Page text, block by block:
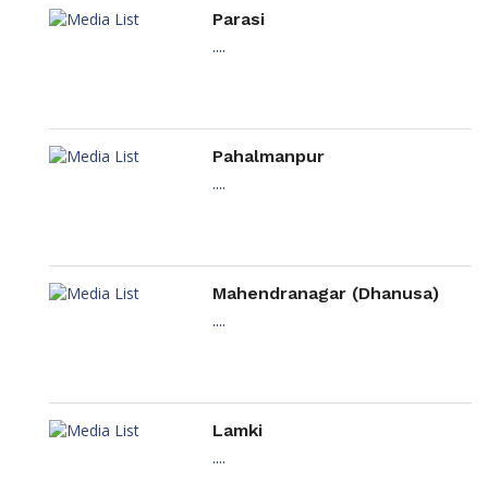
Parasi
....
Pahalmanpur
....
Mahendranagar (Dhanusa)
....
Lamki
....